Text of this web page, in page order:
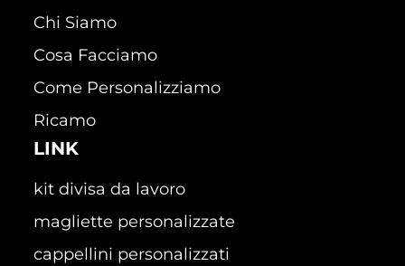
Chi Siamo
Cosa Facciamo
Come Personalizziamo
Ricamo
LINK
kit divisa da lavoro
magliette personalizzate
cappellini personalizzati